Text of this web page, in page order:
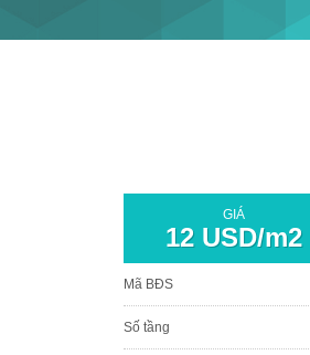
GIÁ
12 USD/m2
Mã BĐS
Số tầng